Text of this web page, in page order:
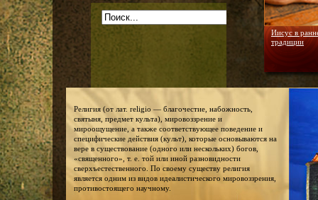
Иисус в
традиции
Религия (от лат. religio — благочестие, набожность,
святыня, предмет культа), мировоззрение и
мироощущение, а также соответствующее поведение и
специфические действия (культ), которые основываются на
вере в существование (одного или нескольких) богов,
«священного», т. е. той или иной разновидности
сверхъестественного. По своему существу религия
является одним из видов идеалистического мировоззрения,
противостоящего научному.